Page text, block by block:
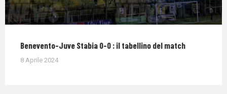
Benevento-Juve Stabia 0-0 : il tabellino del match
8 Aprile 2024